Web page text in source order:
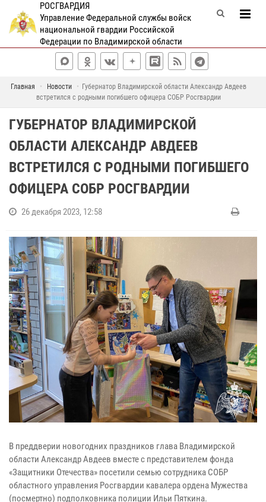
РОСГВАРДИЯ
Управление Федеральной службы войск
национальной гвардии Российской
Федерации по Владимирской области
Главная Новости
Губернатор Владимирской области Александр Авдеев
встретился с родными погибшего офицера СОБР Росгвардии
ГУБЕРНАТОР ВЛАДИМИРСКОЙ
ОБЛАСТИ АЛЕКСАНДР АВДЕЕВ
ВСТРЕТИЛСЯ С РОДНЫМИ ПОГИБШЕГО
ОФИЦЕРА СОБР РОСГВАРДИИ
26 декабря 2023, 12:58
В преддверии новогодних праздников глава Владимирской
области Александр Авдеев вместе с представителем фонда
«Защитники Отечества» посетили семью сотрудника СОБР
областного управления Росгвардии кавалера ордена Мужества
(посмертно) подполковника полиции Ильи Пяткина.